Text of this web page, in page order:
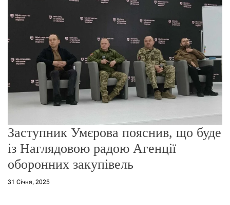
о
и
м
у
Заступник Умєрова пояснив, що буде
із Наглядовою радою Агенції
оборонних закупівель
31 Січня, 2025